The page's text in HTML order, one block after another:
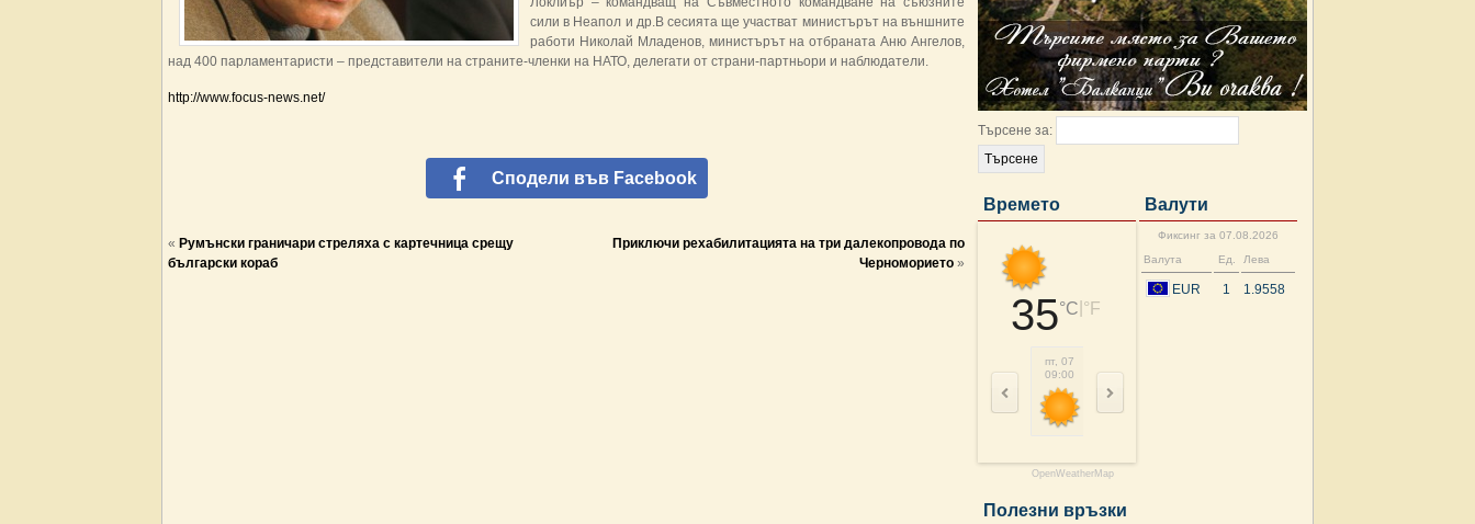
Търсене за:
Времето
35°C °F
пт, 07
09:00
12:00
OpenWeatherMap
Валути
Фиксинг за 07.08.2026
Валута
Ед. Лева
EUR 1 1.9558
Полезни връзки
сили в Неапол и др.В сесията ще участват министърът на външните
работи Николай Младенов, министърът на отбраната Аню Ангелов,
над 400 парламентаристи – представители на страните-членки на НАТО, делегати от страни-партньори и наблюдатели.
http://www.focus-news.net/
Сподели във Facebook
« Румънски граничари стреляха с картечница срещу
български кораб
Приключи рехабилитацията на три далекопровода по
Черноморието »